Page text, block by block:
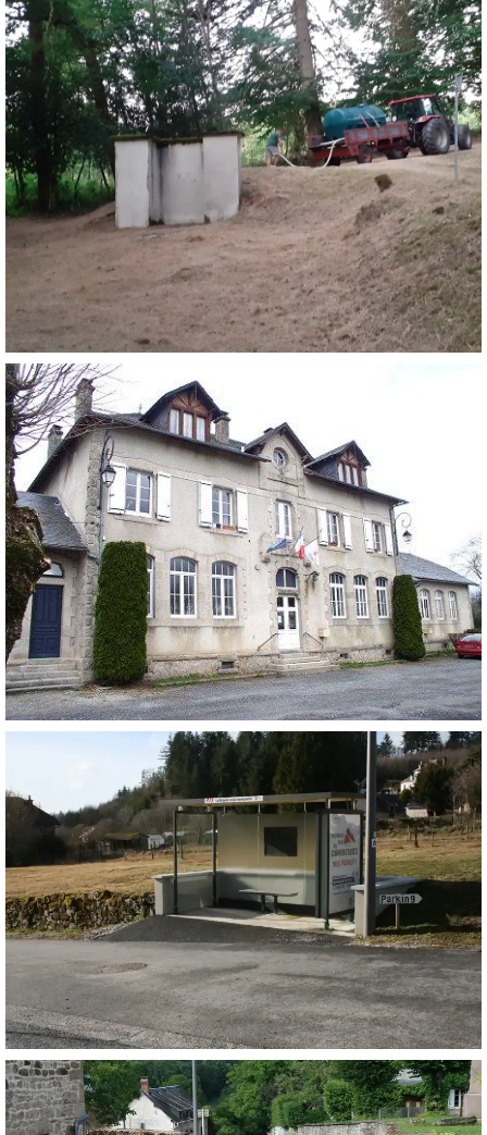
RÉNOVATION DU FOURNIL BEYNETTE
RÉNOVATION CHÂTEAU D’EAU ET INTERCONNEXION DES
RÉSEAUX
RÉHABILITATION DE LA MAIRIE
DÉPLACEMENT DE L’ABRI BUS SCOLAIRE